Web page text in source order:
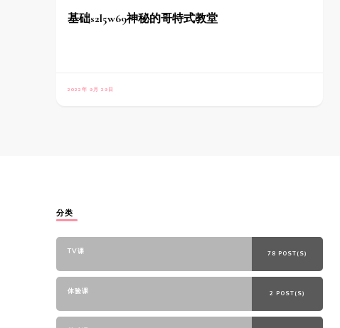
基础s2l5w69神秘的哥特式教堂
2022年 9月 29日
分类
TV课 78 POST(S)
体验课 2 POST(S)